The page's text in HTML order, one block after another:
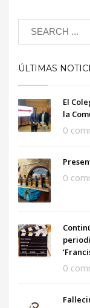
ÚLTIMAS
El
la
0
0
0